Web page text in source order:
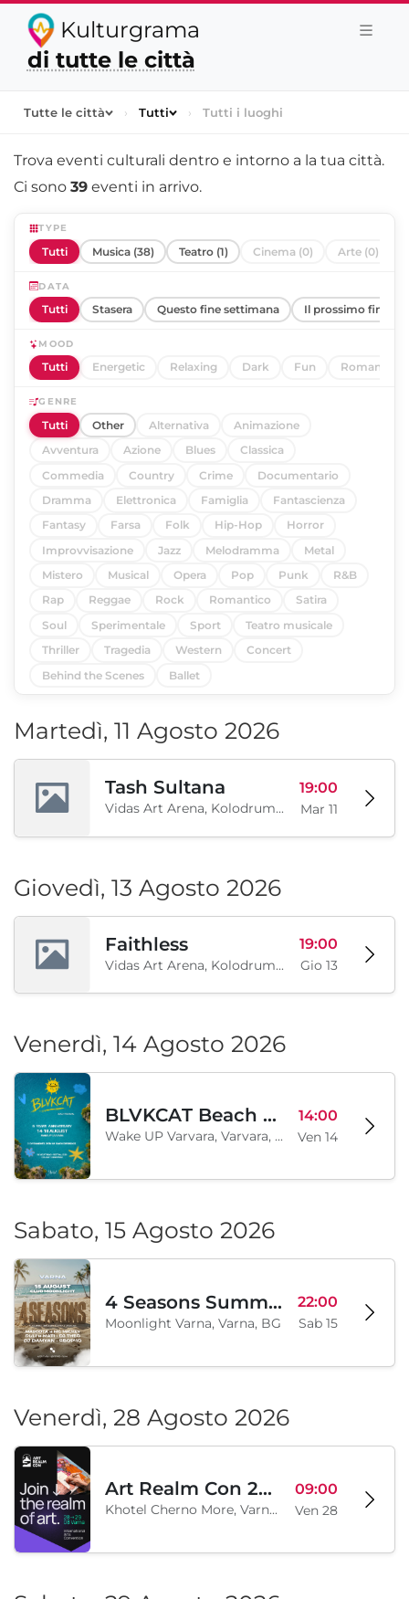
Kulturgrama
di tutte le città
Tutte le città › Tutti › Tutti i luoghi
Trova eventi culturali dentro e intorno a la tua città.
Ci sono 39 eventi in arrivo.
TYPE
Tutti Musica (38) Teatro (1) Cinema (0) Arte (0)
DATA
Tutti Stasera Questo fine settimana Il prossimo fine
MOOD
Tutti Energetic Relaxing Dark Fun Romantic
GENRE
Tutti Other Alternativa
Animazione
Avventura
Azione Blues
Classica
Commedia
Country Crime
Documentario
Dramma
Elettronica Famiglia
Fantascienza
Fantasy
Farsa Folk Hip-Hop
Horror
Improvvisazione
Jazz Melodramma
Metal
Mistero
Musical Opera Pop Punk
R&B
Rap
Reggae Rock Romantico
Satira
Soul
Sperimentale Sport
Teatro musicale
Thriller
Tragedia Western
Concert
Behind the Scenes
Ballet
Martedì, 11 Agosto 2026
Tash Sultana
Vidas Art Arena, Kolodrum, Borisova gradina, Sofia, BG
19:00
Mar 11
Giovedì, 13 Agosto 2026
Faithless
Vidas Art Arena, Kolodrum, Borisova gradina, Sofia, BG
19:00
Gio 13
Venerdì, 14 Agosto 2026
BLVKCAT Beach Festival 2026, Wake up Varvara
Wake UP Varvara, Varvara, BG
14:00
Ven 14
Sabato, 15 Agosto 2026
4 Seasons Summer Edition
Moonlight Varna, Varna, BG
22:00
Sab 15
Venerdì, 28 Agosto 2026
Art Realm Con 2026
Khotel Cherno More, Varna, BG
09:00
Ven 28